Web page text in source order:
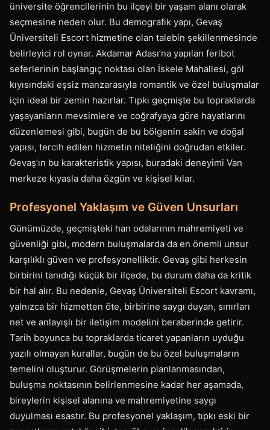
üniversite öğrencilerinin bu ilçeyi bir yaşam alanı olarak
seçmesine neden olur. Bu demografik yapı, Gevaş
Üniversiteli Escort hizmetine olan talebin şekillenmesinde
belirleyici rol oynar. Akdamar Adası’na yapılan feribot
seferlerinin başlangıç noktası olan İskele Mahallesi, göl
kıyısındaki eşsiz manzarasıyla romantik ve özel buluşmalar
için ideal bir zemin hazırlar. Tıpkı geçmişte bu topraklarda
yaşayanların mevsimlere ve coğrafyaya göre hayatlarını
düzenlemesi gibi, bugün de bu bölgenin sakin ve doğal
yapısı, tercih edilen hizmetin niteliğini doğrudan etkiler.
Gevaş’ın bu karakteristik yapısı, buradaki deneyimi Van
merkeze kıyasla daha özgün ve kişisel kılar.
Profesyonel Yaklaşım ve Güven Unsurları
Günümüzde, geçmişteki han odalarının mahremiyeti ve
güvenliği gibi, modern buluşmalarda da en önemli unsur
karşılıklı güven ve profesyonelliktir. Gevaş gibi herkesin
birbirini tanıdığı küçük bir ilçede, bu durum daha da kritik
bir hal alır. Bu nedenle, Gevaş Üniversiteli Escort kavramı,
yalnızca bir hizmetten öte, birbirine saygı duyan, sınırları
net ve anlayışlı bir iletişim modelini beraberinde getirir.
Tarih boyunca bu topraklarda ticaret yapanların uyduğu
yazılı olmayan kurallar, bugün de bu özel buluşmaların
temelini oluşturur. Görüşmelerin planlanmasından,
buluşma noktasının belirlenmesine kadar her aşamada,
bireylerin kişisel alanına ve mahremiyetine saygı
duyulması esastır. Bu profesyonel yaklaşım, tıpkı eski bir